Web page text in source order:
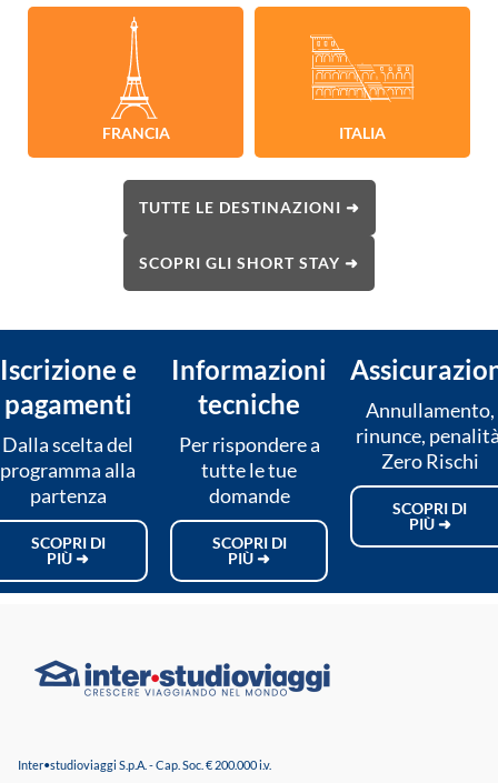
FRANCIA ITALIA
TUTTE LE DESTINAZIONI ➜
SCOPRI GLI SHORT STAY ➜
Iscrizione e
pagamenti
Dalla scelta del
programma alla
partenza
SCOPRI DI
PIÙ ➜
Informazioni
tecniche
Per rispondere a
tutte le tue
domande
SCOPRI DI
PIÙ ➜
Annullamento,
rinunce,
Zero Rischi
SCOPRI DI
PIÙ ➜
Inter•studioviaggi S.p.A. - Cap. Soc. € 200.000 i.v.